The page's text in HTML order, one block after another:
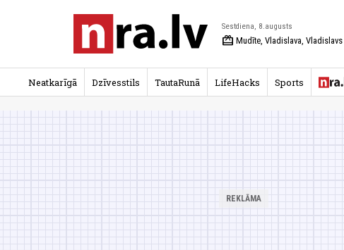
Sestdiena, 8.augusts
redeem Mudīte, Vladislava, Vladislavs
Neatkarīgā Dzīvesstils TautaRunā LifeHacks Sports